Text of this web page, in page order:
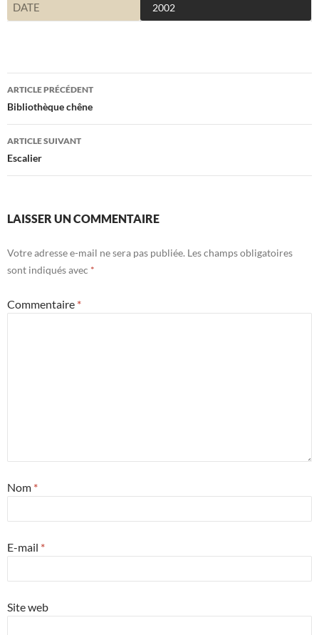
DATE 2002
Navigation
des
articles
ARTICLE PRÉCÉDENT
Bibliothèque chêne
ARTICLE SUIVANT
Escalier
LAISSER UN COMMENTAIRE
Votre adresse e-mail ne sera pas publiée. Les champs obligatoires
sont indiqués avec *
Commentaire *
Nom *
E-mail *
Site web